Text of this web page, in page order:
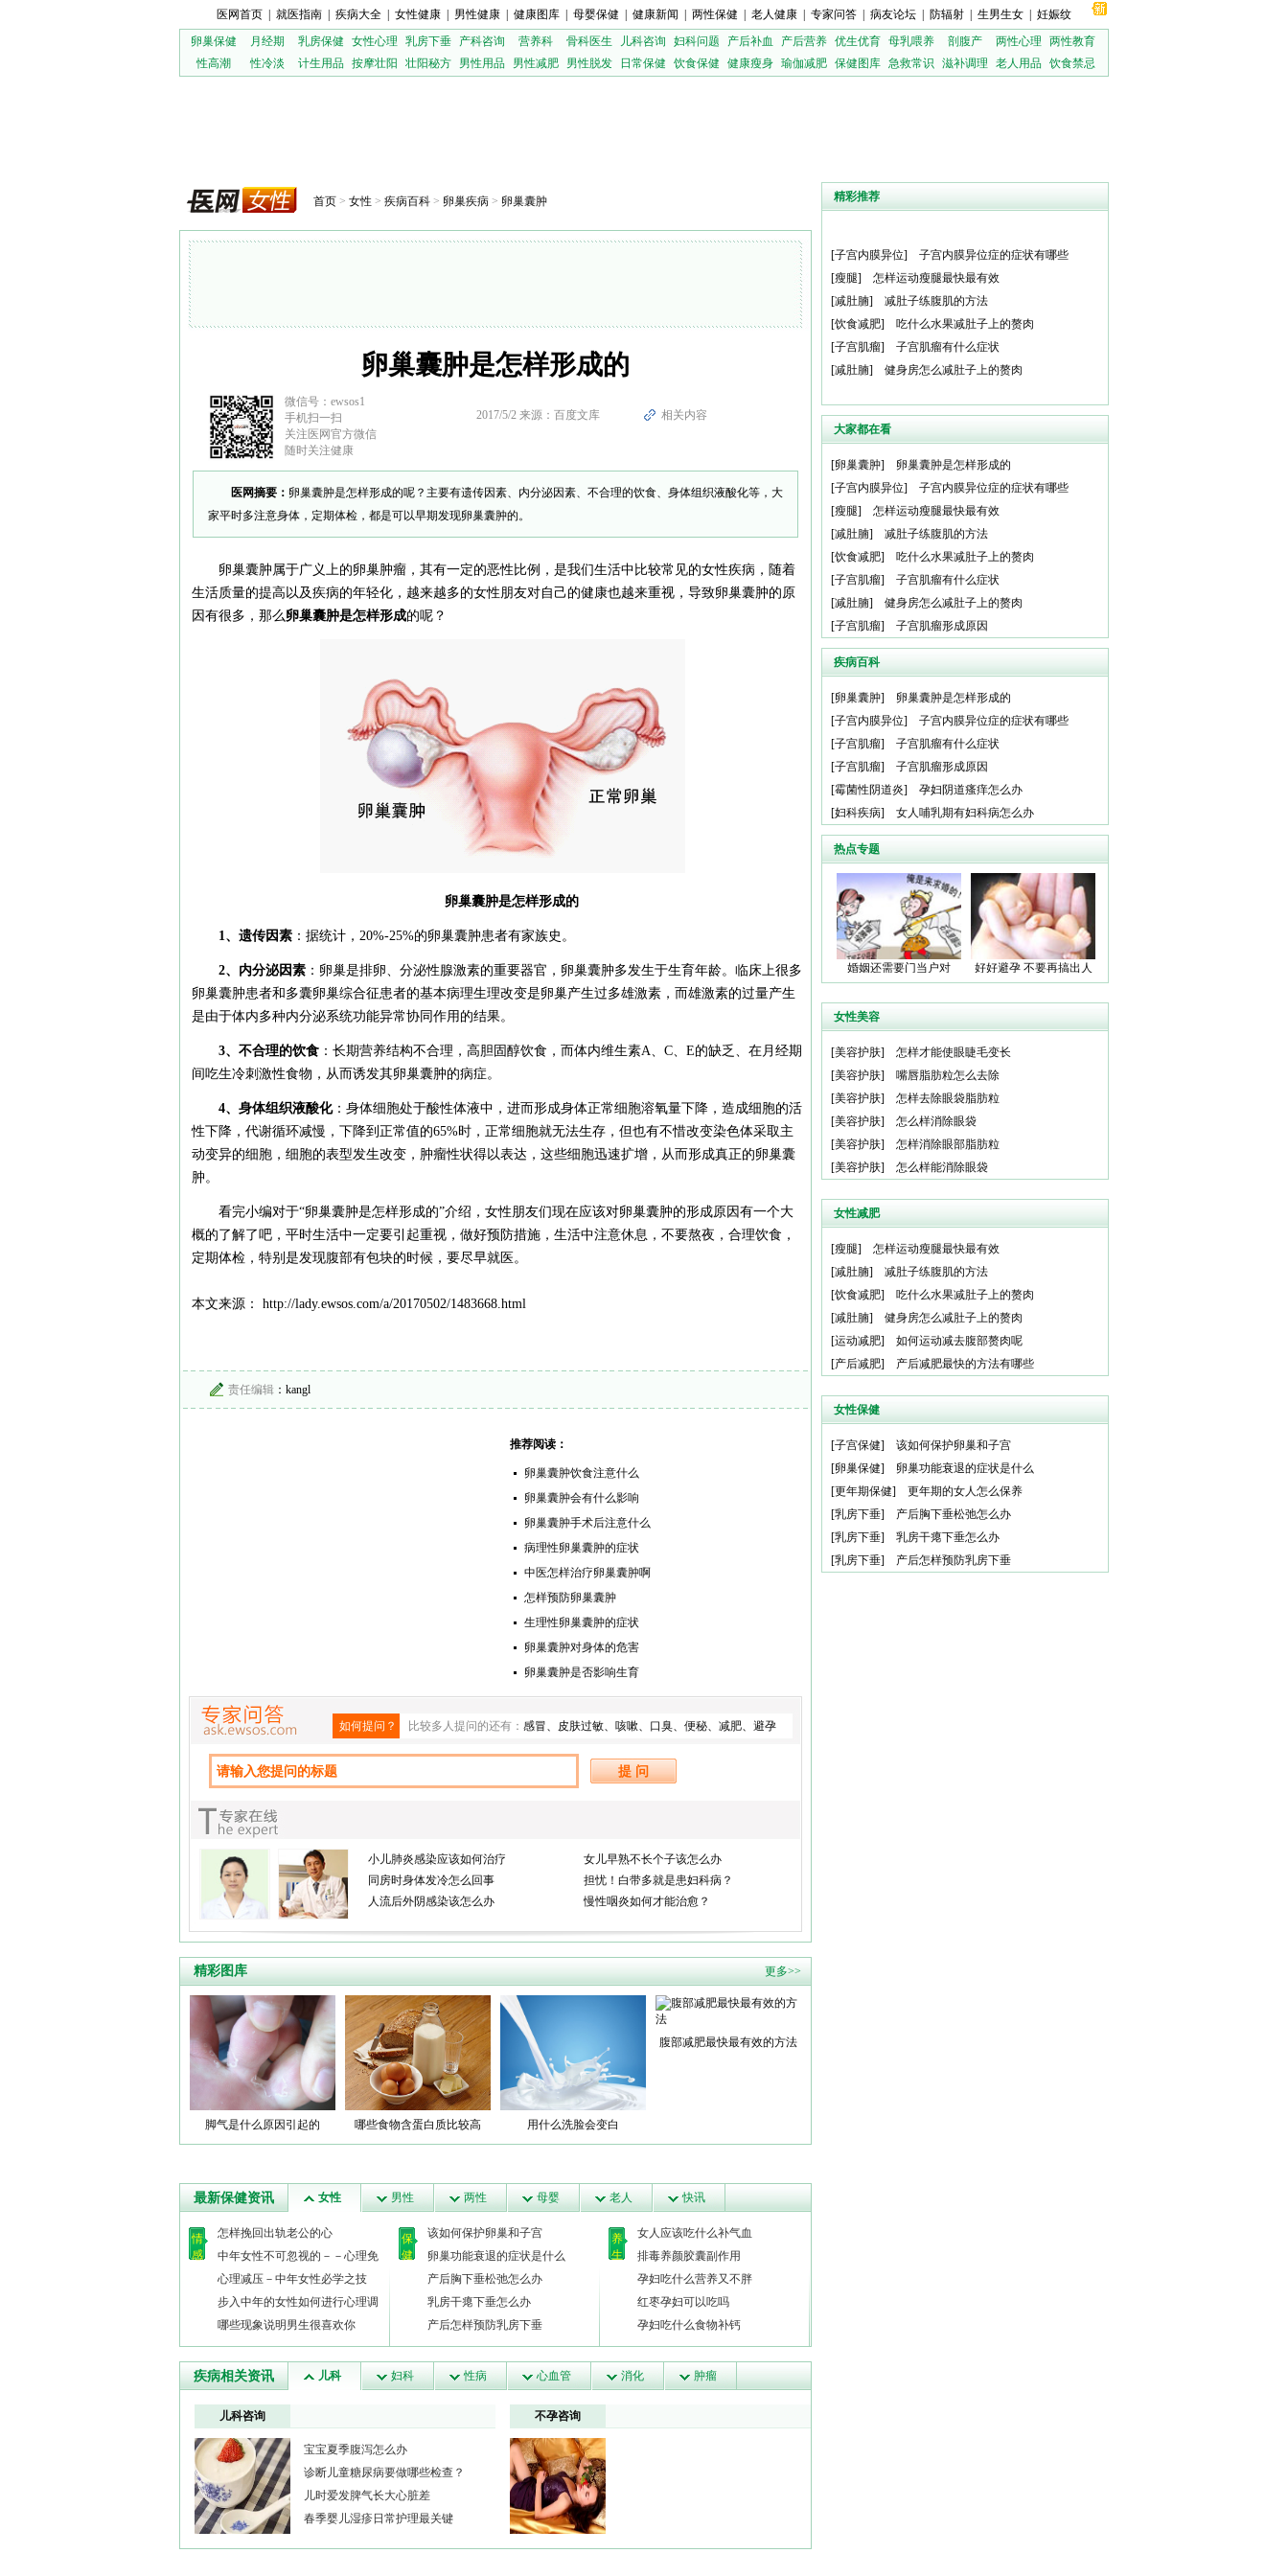
医网首页 就医指南 疾病大全 女性健康 男性健康 健康图库 母婴保健 健康新闻 两性保健 老人健康 专家问答 病友论坛 防辐射 生男生女
妊娠纹
卵巢保健
月经期 乳房保健 女性心理 乳房下垂 产科咨询 营养科 骨科医生 儿科咨询 妇科问题 产后补血 产后营养 优生优育 母乳喂养 剖腹产 两性心理
两性教育
性高潮
性冷淡 计生用品 按摩壮阳 壮阳秘方 男性用品 男性减肥 男性脱发 日常保健 饮食保健 健康瘦身 瑜伽减肥 保健图库 急救常识 滋补调理 老人用品 饮食禁忌
首页 > 女性 > 疾病百科 > 卵巢疾病 > 卵巢囊肿
卵巢囊肿是怎样形成的
微信号：ewsos1
手机扫一扫
关注医网官方微信
随时关注健康
2017/5/2 来源：百度文库 相关内容
医网摘要： 卵巢囊肿是怎样形成的呢？主要有遗传因素、内分泌因素、不合理的饮食、身体组织液酸化等，大
家平时多注意身体，定期体检，都是可以早期发现卵巢囊肿的。
卵巢囊肿属于广义上的卵巢肿瘤，其有一定的恶性比例，是我们生活中比较常见的女性疾病，随着
生活质量的提高以及疾病的年轻化，越来越多的女性朋友对自己的健康也越来重视，导致卵巢囊肿的原
因有很多，那么卵巢囊肿是怎样形成的呢？
卵巢囊肿是怎样形成的
1、遗传因素 ：据统计，20%-25%的卵巢囊肿患者有家族史。
2、内分泌因素 ：卵巢是排卵、分泌性腺激素的重要器官，卵巢囊肿多发生于生育年龄。临床上很多
卵巢囊肿患者和多囊卵巢综合征患者的基本病理生理改变是卵巢产生过多雄激素，而雄激素的过量产生
是由于体内多种内分泌系统功能异常协同作用的结果。
3、不合理的饮食 ：长期营养结构不合理，高胆固醇饮食，而体内维生素A、C、E的缺乏、在月经期
间吃生冷刺激性食物，从而诱发其卵巢囊肿的病症。
4、身体组织液酸化：身体细胞处于酸性体液中，进而形成身体正常细胞溶氧量下降，造成细胞的活
性下降，代谢循环减慢，下降到正常值的65%时，正常细胞就无法生存，但也有不惜改变染色体采取主
动变异的细胞，细胞的表型发生改变，肿瘤性状得以表达，这些细胞迅速扩增，从而形成真正的卵巢囊
肿。
看完小编对于“卵巢囊肿是怎样形成的”介绍，女性朋友们现在应该对卵巢囊肿的形成原因有一个大
概的了解了吧，平时生活中一定要引起重视，做好预防措施，生活中注意休息，不要熬夜，合理饮食，
定期体检，特别是发现腹部有包块的时候，要尽早就医。
本文来源： http://lady.ewsos.com/a/20170502/1483668.html
责任编辑 ：kangl
推荐阅读：
卵巢囊肿饮食注意什么
卵巢囊肿会有什么影响
卵巢囊肿手术后注意什么
病理性卵巢囊肿的症状
中医怎样治疗卵巢囊肿啊
怎样预防卵巢囊肿
生理性卵巢囊肿的症状
卵巢囊肿对身体的危害
卵巢囊肿是否影响生育
如何提问？ 比较多人提问的还有： 感冒、 皮肤过敏、 咳嗽、 口臭、 便秘、 减肥、 避孕
小儿肺炎感染应该如何治疗
女儿早熟不长个子该怎么办
同房时身体发冷怎么回事
担忧！白带多就是患妇科病？
人流后外阴感染该怎么办
慢性咽炎如何才能治愈？
精彩图库 更多>>
脚气是什么原因引起的 哪些食物含蛋白质比较高 用什么洗脸会变白
腹部减肥最快最有效的方法
最新保健资讯 女性 男性 两性 母婴 老人 快讯
情
感
怎样挽回出轨老公的心
中年女性不可忽视的－－心理免
疫
心理减压－中年女性必学之技
步入中年的女性如何进行心理调
适？
哪些现象说明男生很喜欢你
保
健
该如何保护卵巢和子宫
卵巢功能衰退的症状是什么
产后胸下垂松弛怎么办
乳房干瘪下垂怎么办
产后怎样预防乳房下垂
养
生
女人应该吃什么补气血
排毒养颜胶囊副作用
孕妇吃什么营养又不胖
红枣孕妇可以吃吗
孕妇吃什么食物补钙
疾病相关资讯 儿科 妇科 性病 心血管 消化 肿瘤
儿科咨询
宝宝夏季腹泻怎么办
诊断儿童糖尿病要做哪些检查？
儿时爱发脾气长大心脏差
春季婴儿湿疹日常护理最关键
不孕咨询
精彩推荐
[子宫内膜异位]
子宫内膜异位症的症状有哪些
[瘦腿]
怎样运动瘦腿最快最有效
[减肚腩]
减肚子练腹肌的方法
[饮食减肥]
吃什么水果减肚子上的赘肉
[子宫肌瘤]
子宫肌瘤有什么症状
[减肚腩] 健身房怎么减肚子上的赘肉
大家都在看
[卵巢囊肿]
卵巢囊肿是怎样形成的
[子宫内膜异位]
子宫内膜异位症的症状有哪些
[瘦腿]
怎样运动瘦腿最快最有效
[减肚腩]
减肚子练腹肌的方法
[饮食减肥]
吃什么水果减肚子上的赘肉
[子宫肌瘤]
子宫肌瘤有什么症状
[减肚腩]
健身房怎么减肚子上的赘肉
[子宫肌瘤] 子宫肌瘤形成原因
疾病百科
[卵巢囊肿]
卵巢囊肿是怎样形成的
[子宫内膜异位]
子宫内膜异位症的症状有哪些
[子宫肌瘤]
子宫肌瘤有什么症状
[子宫肌瘤]
子宫肌瘤形成原因
[霉菌性阴道炎]
孕妇阴道瘙痒怎么办
[妇科疾病] 女人哺乳期有妇科病怎么办
热点专题
婚姻还需要门当户对
吗？
好好避孕 不要再搞出人
命了！
女性美容
[美容护肤]
怎样才能使眼睫毛变长
[美容护肤]
嘴唇脂肪粒怎么去除
[美容护肤]
怎样去除眼袋脂肪粒
[美容护肤]
怎么样消除眼袋
[美容护肤]
怎样消除眼部脂肪粒
[美容护肤] 怎么样能消除眼袋
女性减肥
[瘦腿]
怎样运动瘦腿最快最有效
[减肚腩]
减肚子练腹肌的方法
[饮食减肥]
吃什么水果减肚子上的赘肉
[减肚腩]
健身房怎么减肚子上的赘肉
[运动减肥]
如何运动减去腹部赘肉呢
[产后减肥] 产后减肥最快的方法有哪些
女性保健
[子宫保健]
该如何保护卵巢和子宫
[卵巢保健]
卵巢功能衰退的症状是什么
[更年期保健]
更年期的女人怎么保养
[乳房下垂]
产后胸下垂松弛怎么办
[乳房下垂]
乳房干瘪下垂怎么办
[乳房下垂] 产后怎样预防乳房下垂